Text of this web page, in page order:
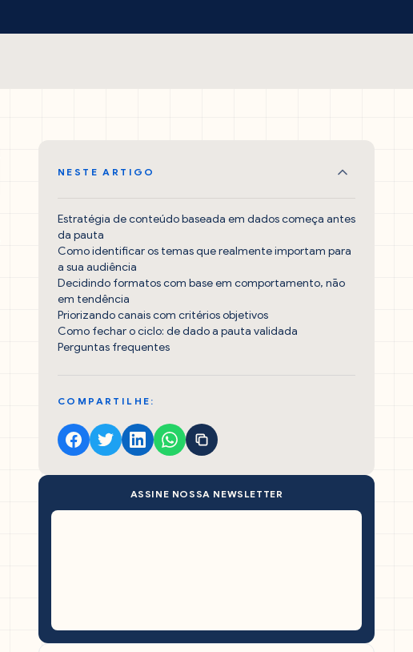
NESTE ARTIGO
Estratégia de conteúdo baseada em dados começa antes
da pauta
Como identificar os temas que realmente importam para
a sua audiência
Decidindo formatos com base em comportamento, não
em tendência
Priorizando canais com critérios objetivos
Como fechar o ciclo: de dado a pauta validada
Perguntas frequentes
COMPARTILHE:
ASSINE NOSSA NEWSLETTER